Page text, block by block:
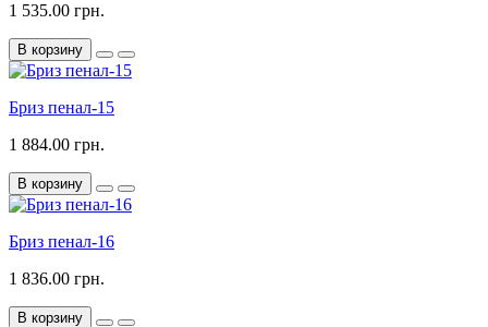
1 535.00 грн.
В корзину
Бриз пенал-15
1 884.00 грн.
В корзину
Бриз пенал-16
1 836.00 грн.
В корзину